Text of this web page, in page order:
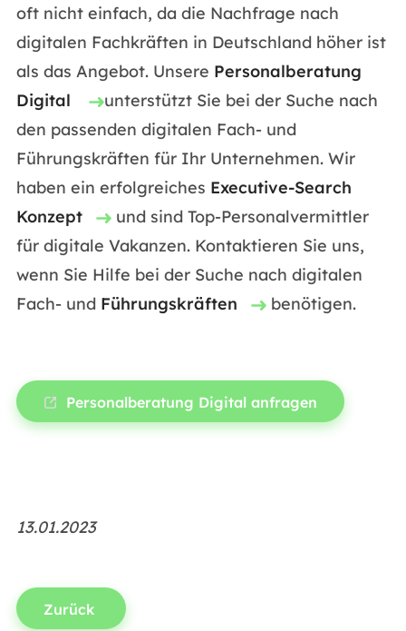
oft nicht einfach, da die Nachfrage nach
digitalen Fachkräften in Deutschland höher ist
als das Angebot. Unsere Personalberatung
Digital
unterstützt Sie bei der Suche nach
den passenden digitalen Fach- und
Führungskräften für Ihr Unternehmen. Wir
haben ein erfolgreiches Executive-Search
Konzept
und sind Top-Personalvermittler
für digitale Vakanzen. Kontaktieren Sie uns,
wenn Sie Hilfe bei der Suche nach digitalen
Fach- und Führungskräften benötigen.
Personalberatung Digital anfragen
13.01.2023
Zurück